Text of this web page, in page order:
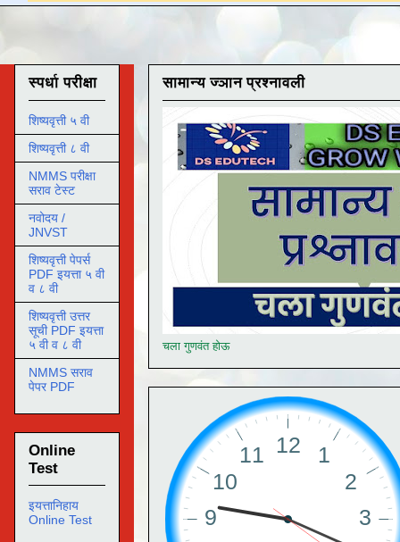
सामान्य ज्ञान प्रश्नावली
चला गुणवंत होऊ
स्पर्धा परीक्षा
शिष्यवृत्ती ५ वी
शिष्यवृत्ती ८ वी
NMMS परीक्षा
सराव टेस्ट
नवोदय /
JNVST
शिष्यवृत्ती पेपर्स
PDF इयत्ता ५ वी
व ८ वी
शिष्यवृत्ती उत्तर
सूची PDF इयत्ता
५ वी व ८ वी
NMMS सराव
पेपर PDF
Online
Test
इयत्तानिहाय
Online Test